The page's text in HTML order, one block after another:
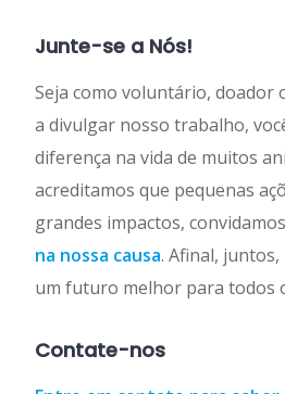
Junte-se a Nós!
Seja como voluntário, doador
a divulgar nosso trabalho,
diferença na vida de muitos
acreditamos que pequenas
grandes impactos,
na nossa causa. Afinal,
um futuro melhor para todos
Contate-nos